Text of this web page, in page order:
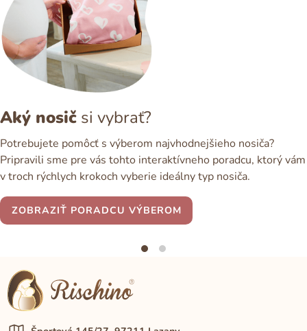
Aký nosič si vybrať?
Potrebujete pomôcť s výberom najvhodnejšieho nosiča?
Pripravili sme pre vás tohto interaktívneho poradcu, ktorý vám
v troch rýchlych krokoch vyberie ideálny typ nosiča.
ZOBRAZIŤ PORADCU VÝBEROM